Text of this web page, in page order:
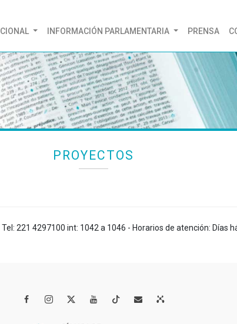
INFORMACIÓN PARLAMENTARIA PRENSA
PROYECTOS
Tel: 221 4297100 int: 1042 a 1046 - Horarios de atención: Días
   